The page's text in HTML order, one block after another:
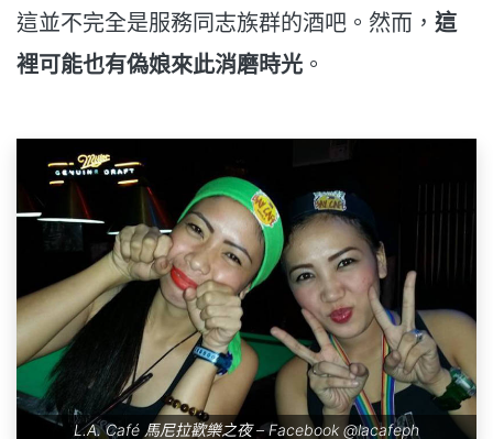
這並不完全是服務同志族群的酒吧。然而， 這
裡可能也有偽娘來此消磨時光 。
L.A. Café 馬尼拉歡樂之夜 – Facebook @lacafeph